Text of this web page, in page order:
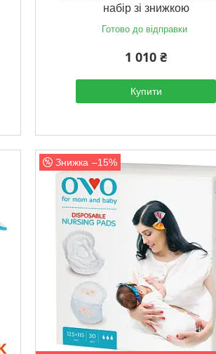
набір зі знижкою
Готово до відправки
1 010 ₴
Купити
–15%